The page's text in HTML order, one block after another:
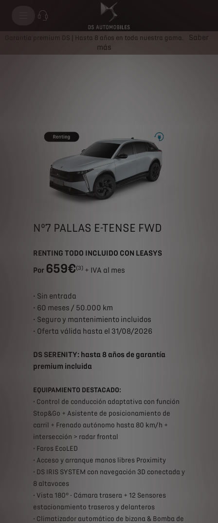
Garantía premium DS | Hasta 8 años en toda nuestra gama.
Saber
más
Nº7
Nº7 PALLAS E-TENSE FWD
RENTING TODO INCLUIDO CON LEASYS
Por 659€(3) + IVA al mes
• Sin entrada
• 60 meses / 50.000 km
• Seguro y mantenimiento incluidos
• Oferta válida hasta el 31/08/2026
DS SERENITY: hasta 8 años de garantía
premium incluida
EQUIPAMIENTO DESTACADO:
• Control de conducción adaptativa con función
Stop&Go + Asistente de posicionamiento de
carril + Frenado autónomo hasta 80 km/h +
intersección > radar frontal
• Faros EcoLED
• Acceso y arranque manos libres Proximity
• DS IRIS SYSTEM con navegación 3D conectada y
8 altavoces
• Vista 180° - Cámara trasera + 12 Sensores
estacionamiento traseros y delanteros
• Climatizador automático de bizona & Bomba de